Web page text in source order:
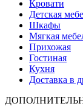
Кровати
Детская
Шкафы
Мягкая
Прихожая
Гостиная
Кухня
Доставка в